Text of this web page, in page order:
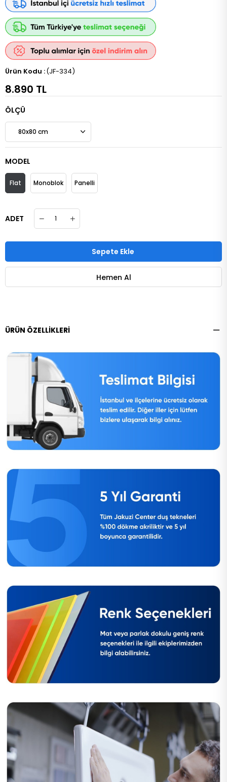
(JF-334)
8.890 TL
ÖLÇÜ
MODEL
Flat Monoblok Panelli
ADET
ÜRÜN ÖZELLIKLERI